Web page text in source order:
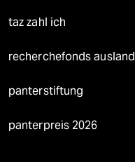
taz zahl ich
recherchefonds ausland
panterstiftung
panterpreis 2026